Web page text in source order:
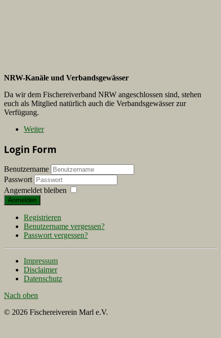
NRW-Kanäle und Verbandsgewässer
Da wir dem Fischereiverband NRW angeschlossen sind, stehen
euch als Mitglied natürlich auch die Verbandsgewässer zur
Verfügung.
Weiter
Login Form
Benutzername
Passwort
Angemeldet bleiben
Anmelden
Registrieren
Benutzername vergessen?
Passwort vergessen?
Impressum
Disclaimer
Datenschutz
Nach oben
© 2026 Fischereiverein Marl e.V.